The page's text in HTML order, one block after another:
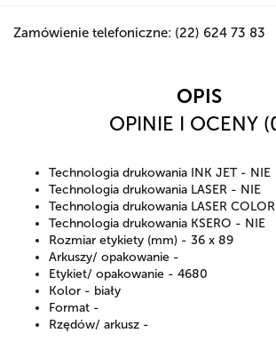
Zamówienie telefoniczne: (22) 624 73 83
OPIS
OPINIE I OCENY
Technologia drukowania INK JET - NIE
Technologia drukowania LASER - NIE
Technologia drukowania LASER
Technologia drukowania KSERO - NIE
Rozmiar etykiety (mm) - 36 x 89
Arkuszy/ opakowanie -
Etykiet/ opakowanie - 4680
Kolor - biały
Format -
Rzędów/ arkusz -